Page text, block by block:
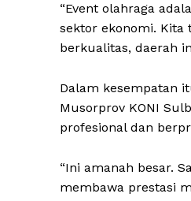
“Event olahraga
sektor ekonomi. Kita
berkualitas, daerah
Dalam kesempatan
Musorprov KONI
profesional dan
“Ini amanah besar.
membawa prestasi